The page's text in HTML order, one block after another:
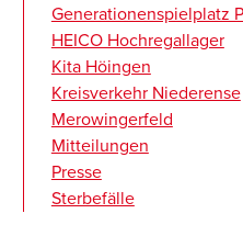
Generationenspielplatz
HEICO Hochregallager
Kita Höingen
Kreisverkehr Niederense
Merowingerfeld
Mitteilungen
Presse
Sterbefälle